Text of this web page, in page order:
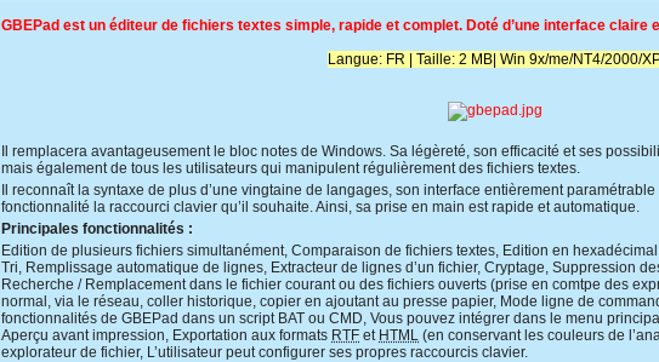
GBEPad est un éditeur de fichiers textes simple, rapide et complet. Doté d’une interface claire
Langue: FR | Taille: 2 MB| Win 9x/me/NT4/2000/
Il remplacera avantageusement le bloc notes de Windows. Sa légèreté, son efficacité et ses
mais également de tous les utilisateurs qui manipulent régulièrement des fichiers textes.
Il reconnaît la syntaxe de plus d’une vingtaine de langages, son interface entièrement
fonctionnalité la raccourci clavier qu’il souhaite. Ainsi, sa prise en main est rapide et automatique.
Principales fonctionnalités :
Edition de plusieurs fichiers simultanément, Comparaison de fichiers textes, Edition en
Tri, Remplissage automatique de lignes, Extracteur de lignes d’un fichier, Cryptage, Suppression
Recherche / Remplacement dans le fichier courant ou des fichiers ouverts (prise en comtpe des
normal, via le réseau, coller historique, copier en ajoutant au presse papier, Mode ligne de
fonctionnalités de GBEPad dans un script BAT ou CMD, Vous pouvez intégrer dans le menu
Aperçu avant impression, Exportation aux formats RTF et HTML (en conservant les couleurs de
explorateur de fichier, L’utilisateur peut configurer ses propres raccourcis clavier.